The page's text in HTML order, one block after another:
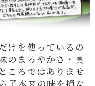
けを使っているの
のまろやかさ・奥
ころではありませ
子本来の味を損な